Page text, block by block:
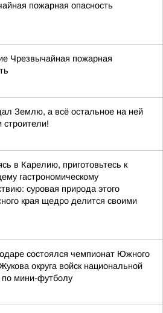
пожарная опасность
Чрезвычайная пожарная
Землю, а всё остальное на ней
строители!
в Карелию, приготовьтесь к
гастрономическому
суровая природа этого
края щедро делится своими
состоялся чемпионат Южного
округа войск национальной
по мини-футболу